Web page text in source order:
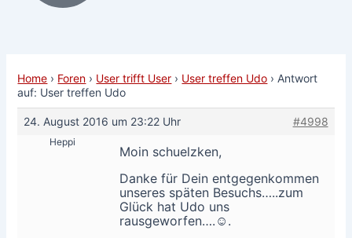
Home › Foren › User trifft User › User treffen Udo › Antwort
auf: User treffen Udo
24. August 2016 um 23:22 Uhr #4998
Heppi
Moin schuelzken,
Danke für Dein entgegenkommen
unseres späten Besuchs…..zum
Glück hat Udo uns
rausgeworfen….☺.